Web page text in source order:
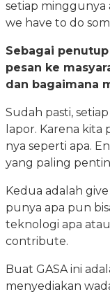
setiap minggunya
we have to do
Sebagai
pesan ke
dan bagaimana
Sudah pasti,
lapor. Karena
nya seperti apa.
yang paling
Kedua adalah
punya apa pun
teknologi apa
contribute.
Buat GASA ini
menyediakan